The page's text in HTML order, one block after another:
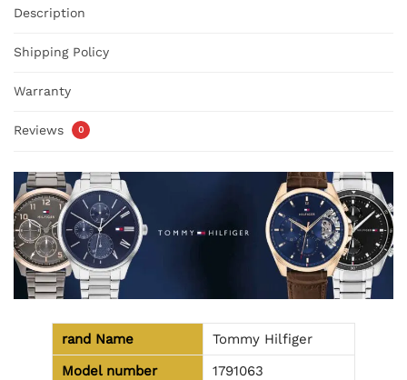
Description
Shipping Policy
Warranty
Reviews 0
rand Name
Tommy Hilfiger
Model number
1791063